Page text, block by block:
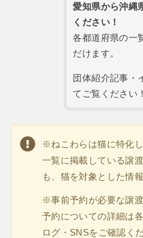
愛知県から沖縄
ください！
各都道府県の一
だけます。
団体紹介記事・
てご覧ください！
※ねこわらは猫に特化
一覧に掲載している譲
も、猫を対象とした情
※事前予約が必要な譲
予約についての詳細は
ログ・SNSをご確認くだ